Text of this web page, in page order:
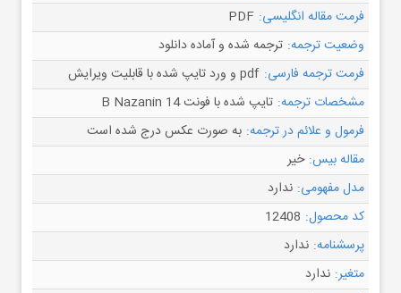
فرمت مقاله انگلیسی: PDF
وضعیت ترجمه: ترجمه شده و آماده دانلود
فرمت ترجمه فارسی: pdf و ورد تایپ شده با قابلیت ویرایش
مشخصات ترجمه: تایپ شده با فونت B Nazanin 14
فرمول و علائم در ترجمه: به صورت عکس درج شده است
مقاله بیس: خیر
مدل مفهومی: ندارد
کد محصول: 12408
پرسشنامه: ندارد
متغیر: ندارد